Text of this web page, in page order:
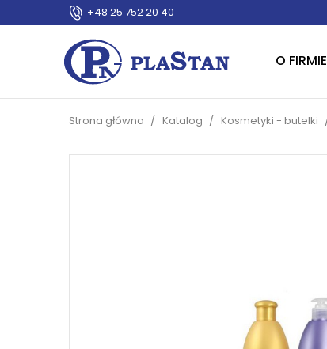
+48 25 752 20 40
O FIRMIE
Strona główna Katalog Kosmetyki - butelki